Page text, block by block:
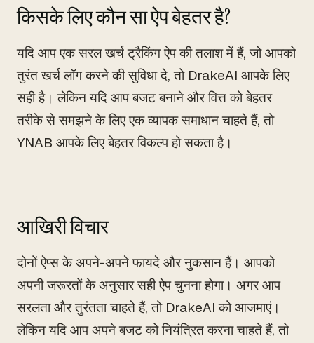
किसके लिए कौन सा ऐप बेहतर है?
यदि आप एक सरल खर्च ट्रैकिंग ऐप की तलाश में हैं, जो आपको
तुरंत खर्च लॉग करने की सुविधा दे, तो DrakeAI आपके लिए
सही है। लेकिन यदि आप बजट बनाने और वित्त को बेहतर
तरीके से समझने के लिए एक व्यापक समाधान चाहते हैं, तो
YNAB आपके लिए बेहतर विकल्प हो सकता है।
आखिरी विचार
दोनों ऐप्स के अपने-अपने फायदे और नुकसान हैं। आपको
अपनी जरूरतों के अनुसार सही ऐप चुनना होगा। अगर आप
सरलता और तुरंतता चाहते हैं, तो DrakeAI को आजमाएं।
लेकिन यदि आप अपने बजट को नियंत्रित करना चाहते हैं, तो